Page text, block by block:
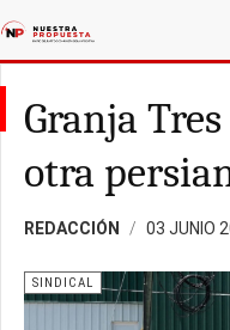
Granja
otra
REDACCIÓN 03 JUNIO
SINDICAL